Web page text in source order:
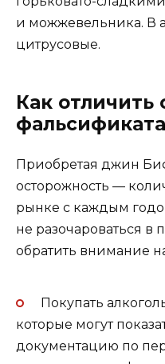
и можжевельника. В
цитрусовые.
Как отличить
фальсификата
Приобретая джин
осторожность —
рынке с каждым
не разочароваться в
обратить внимание
Покупать
которые могут
документацию по